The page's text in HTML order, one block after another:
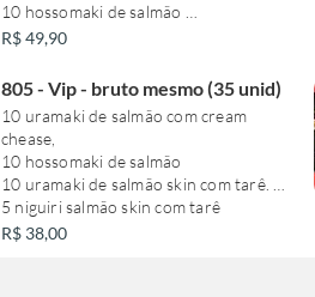
10 hossomaki de salmão
10 uramaki de salmão com cream
**este combinado não pode sofrer
alteração**
R$ 49,90
805 - Vip - bruto mesmo (35 unid)
10 uramaki de salmão com cream
chease,
10 hossomaki de salmão
10 uramaki de salmão skin com tarê.
5 niguiri salmão skin com tarê
R$ 38,00